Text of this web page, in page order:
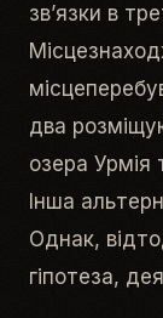
зв’язки в
два
озера Урмія
Інша
Однак,
гіпотеза,